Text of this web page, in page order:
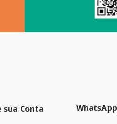
sua Conta WhatsApp